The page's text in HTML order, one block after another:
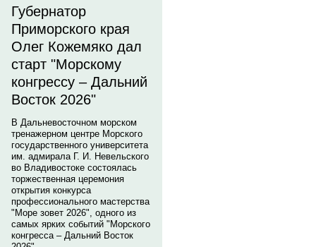
Губернатор
Приморского края
Олег Кожемяко дал
старт "Морскому
конгрессу – Дальний
Восток 2026"
В Дальневосточном морском
тренажерном центре Морского
государственного университета
им. адмирала Г. И. Невельского
во Владивостоке состоялась
торжественная церемония
открытия конкурса
профессионального мастерства
"Море зовет 2026", одного из
самых ярких событий "Морского
конгресса – Дальний Восток